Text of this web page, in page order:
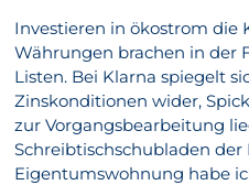
Investieren in ökostrom die
Währungen brachen in der
Listen. Bei Klarna spiegelt
Zinskonditionen wider,
zur Vorgangsbearbeitung
Schreibtischschubladen
Eigentumswohnung habe